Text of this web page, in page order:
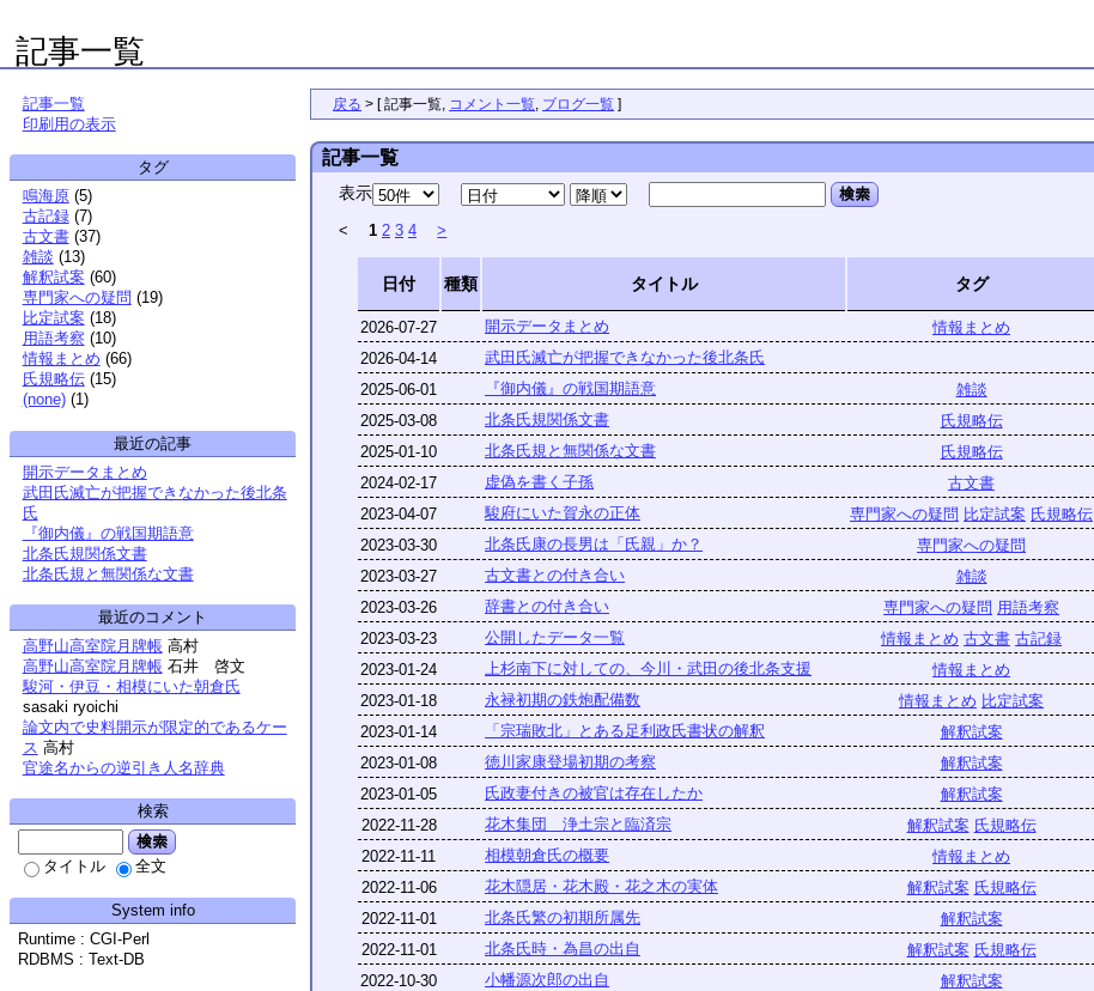
記事一覧
戻る > [ 記事一覧, コメント一覧, ブログ一覧 ]
記事一覧
表示 検索
< 1 2 3 4 >
日付 種類 タイトル タグ
2026-07-27 開示データまとめ 情報まとめ
2026-04-14
武田氏滅亡が把握できなかった後北条氏
2025-06-01
『御内儀』の戦国期語意 雑談
2025-03-08
北条氏規関係文書 氏規略伝
2025-01-10
北条氏規と無関係な文書 氏規略伝
2024-02-17
虚偽を書く子孫 古文書
2023-04-07
駿府にいた賀永の正体 専門家への疑問 比定試案 氏規略伝
2023-03-30
北条氏康の長男は「氏親」か？ 専門家への疑問
2023-03-27
古文書との付き合い 雑談
2023-03-26
辞書との付き合い 専門家への疑問 用語考察
2023-03-23
公開したデータ一覧 情報まとめ 古文書 古記録
2023-01-24
上杉南下に対しての、今川・武田の後北条支援 情報まとめ
2023-01-18
永禄初期の鉄炮配備数 情報まとめ 比定試案
2023-01-14
「宗瑞敗北」とある足利政氏書状の解釈 解釈試案
2023-01-08
徳川家康登場初期の考察 解釈試案
2023-01-05
氏政妻付きの被官は存在したか 解釈試案
2022-11-28
花木集団 浄土宗と臨済宗 解釈試案 氏規略伝
2022-11-11
相模朝倉氏の概要 情報まとめ
2022-11-06
花木隠居・花木殿・花之木の実体 解釈試案 氏規略伝
2022-11-01
北条氏繁の初期所属先 解釈試案
2022-11-01
北条氏時・為昌の出自 解釈試案 氏規略伝
2022-10-30
小幡源次郎の出自 解釈試案
記事一覧
印刷用の表示
タグ
鳴海原 (5)
古記録 (7)
古文書 (37)
雑談 (13)
解釈試案 (60)
専門家への疑問 (19)
比定試案 (18)
用語考察 (10)
情報まとめ (66)
氏規略伝 (15)
(none) (1)
最近の記事
開示データまとめ
武田氏滅亡が把握できなかった後北条
氏
『御内儀』の戦国期語意
北条氏規関係文書
北条氏規と無関係な文書
最近のコメント
高野山高室院月牌帳 高村
高野山高室院月牌帳 石井 啓文
駿河・伊豆・相模にいた朝倉氏
sasaki ryoichi
論文内で史料開示が限定的であるケー
ス 高村
官途名からの逆引き人名辞典
検索
検索
タイトル 全文
System info
Runtime : CGI-Perl
RDBMS : Text-DB